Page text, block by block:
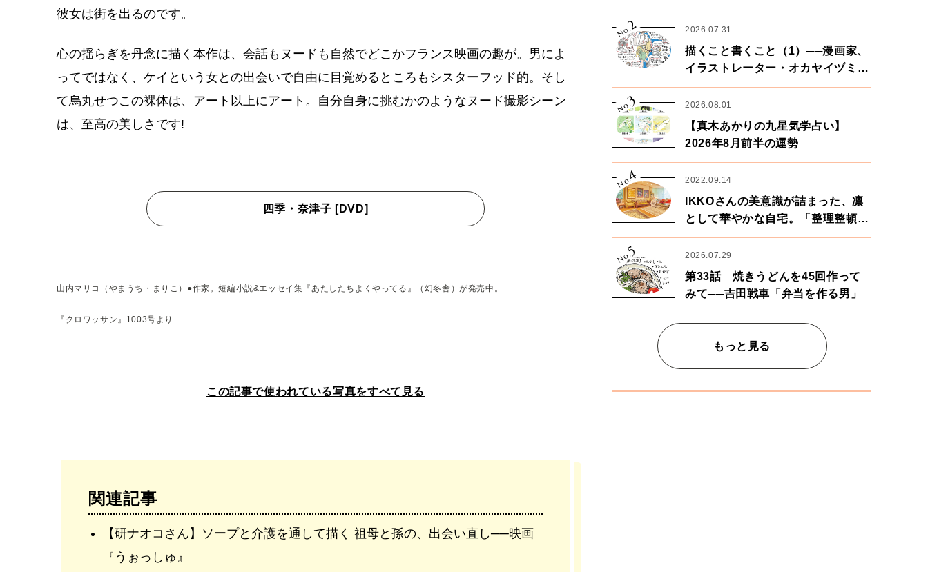
彼女は街を出るのです。
心の揺らぎを丹念に描く本作は、会話もヌードも自然でどこかフランス映画の趣が。男によ
ってではなく、ケイという女との出会いで自由に目覚めるところもシスターフッド的。そし
て烏丸せつこの裸体は、アート以上にアート。自分自身に挑むかのようなヌード撮影シーン
は、至高の美しさです!
四季・奈津子 [DVD]
山内マリコ（やまうち・まりこ）●作家。短編小説&エッセイ集『あたしたちよくやってる』（幻冬舎）が発売中。
『クロワッサン』1003号より
この記事で使われている写真をすべて見る
関連記事
【研ナオコさん】ソープと介護を通して描く 祖母と孫の、出会い直し──映画
『うぉっしゅ』
No.2 2026.07.31
描くこと書くこと（1）──漫画家、
イラストレーター・オカヤイヅミさ
ん×漫画家・鶴谷香央理さん
No.
3 2026.08.01
【真木あかりの九星気学占い】
2026年8月前半の運勢
No.
4 2022.09.14
IKKOさんの美意識が詰まった、凛
として華やかな自宅。「整理整頓は
心のリズムが乱されないための作
業」。
No.
5 2026.07.29
第33話 焼きうどんを45回作って
みて──吉田戦車「弁当を作る男」
もっと見る